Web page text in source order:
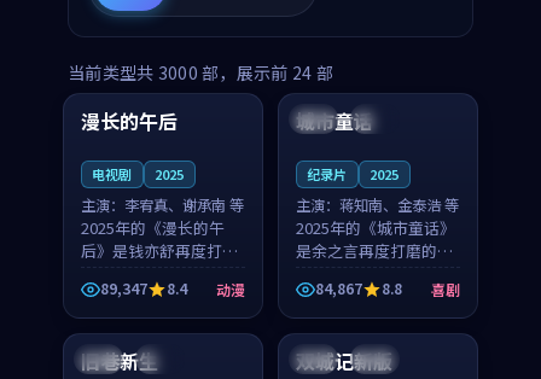
当前类型共 3000 部，展示前 24 部
中国 高分
99:16
漫长的午后
电视剧 2025
主演： 李宥真、谢承南 等
2025年的《漫长的午
后》是钱亦舒再度打磨
的动漫佳作。中国大陆
的取景与海岛日常的氛
围相互成就，李宥真与
谢承南的对手戏自然克
制，让整部影片在悬念
89,347 8.4 动漫
美国 院线
城市童话
纪录片 2025
主演： 蒋知南、金泰浩 等
2025年的《城市童话》
是余之言再度打磨的喜
剧佳作。美国的取景与
历史战争的氛围相互成
就，蒋知南与金泰浩的
对手戏自然克制，让整
部影片在悬念与温度
84,867 8.8 喜剧
英国 完结
旧巷新生 中国 独播
双城记新版